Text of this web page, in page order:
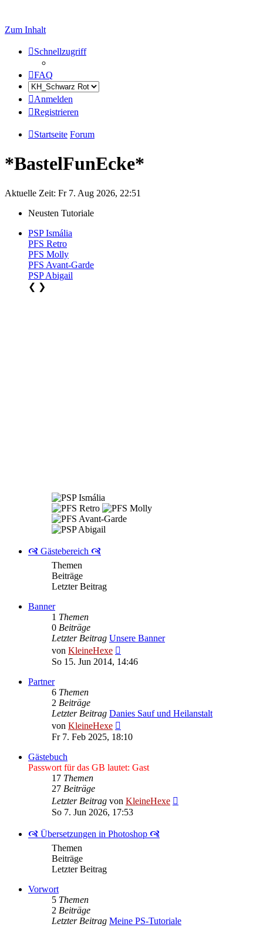
Zum Inhalt
Schnellzugriff
FAQ
Anmelden
Registrieren
Startseite Forum
*BastelFunEcke*
Aktuelle Zeit: Fr 7. Aug 2026, 22:51
Neusten Tutoriale
PSP Ismália
PFS Retro
PFS Molly
PFS Avant-Garde
PSP Abigail
❮ ❯
🙧 Gästebereich 🙧
Themen
Beiträge
Letzter Beitrag
Banner
1 Themen
0 Beiträge
Letzter Beitrag Unsere Banner
von KleineHexe
Beitrag
So 15. Jun 2014, 14:46
Partner
6 Themen
2 Beiträge
Letzter Beitrag Danies Sauf und Heilanstalt
von KleineHexe
Beitrag
Fr 7. Feb 2025, 18:10
Gästebuch
Passwort für das GB lautet: Gast
17 Themen
27 Beiträge
Letzter Beitrag von KleineHexe
So 7. Jun 2026, 17:53
🙧 Übersetzungen in Photoshop 🙧
Themen
Beiträge
Letzter Beitrag
Vorwort
5 Themen
2 Beiträge
Letzter Beitrag Meine PS-Tutoriale